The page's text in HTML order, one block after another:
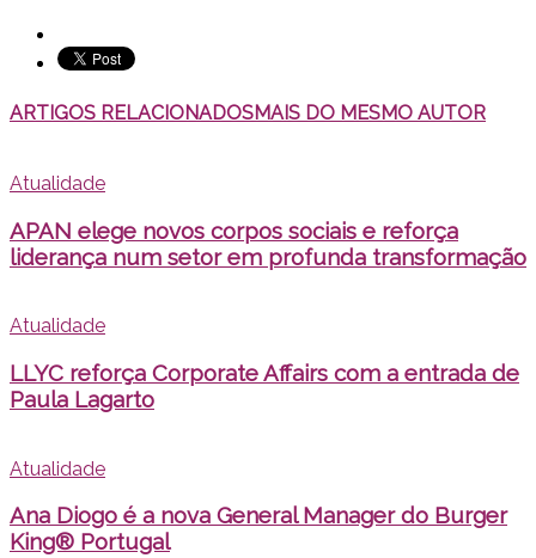
ARTIGOS RELACIONADOSMAIS DO MESMO AUTOR
Atualidade
APAN elege novos corpos sociais e reforça
liderança num setor em profunda transformação
Atualidade
LLYC reforça Corporate Affairs com a entrada de
Paula Lagarto
Atualidade
Ana Diogo é a nova General Manager do Burger
King® Portugal